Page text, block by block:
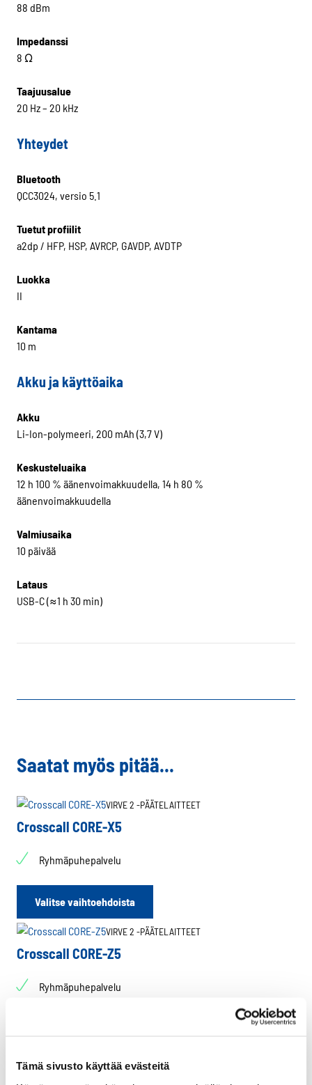
Tämä sivusto käyttää evästeitä
88 dBm
Impedanssi
8 Ω
Taajuusalue
20 Hz – 20 kHz
Yhteydet
Bluetooth
QCC3024, versio 5.1
Tuetut profiilit
a2dp / HFP, HSP, AVRCP, GAVDP, AVDTP
Luokka
II
Kantama
10 m
Akku ja käyttöaika
Akku
Li-Ion-polymeeri, 200 mAh (3,7 V)
Keskusteluaika
12 h 100 % äänenvoimakkuudella, 14 h 80 %
äänenvoimakkuudella
Valmiusaika
10 päivää
Lataus
USB-C (≈1 h 30 min)
Saatat myös pitää...
VIRVE 2 -PÄÄTELAITTEET
Crosscall CORE-X5
Ryhmäpuhepalvelu
Valitse vaihtoehdoista
on
VIRVE 2 -PÄÄTELAITTEET
Crosscall CORE-Z5
Ryhmäpuhepalvelu
useampi